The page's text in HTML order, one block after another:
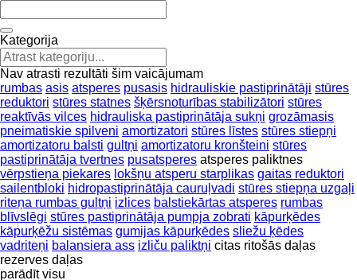
Kategorija
Nav atrasti rezultāti šim vaicājumam
rumbas asis atsperes pusasis hidrauliskie pastiprinātāji stūres
reduktori stūres statnes šķērsnoturības stabilizātori stūres
reaktīvās vilces hidrauliska pastiprinātāja sukņi grozāmasis
pneimatiskie spilveni amortizatori stūres līstes stūres stiepņi
amortizatoru balsti gultņi amortizatoru kronšteini stūres
pastiprinātāja tvertnes pusatsperes atsperes paliktnes
vērpstieņa piekares lokšņu atsperu starplikas gaitas reduktori
sailentbloki hidropastiprinātāja cauruļvadi stūres stiepņa uzgaļi
riteņa rumbas gultņi izlices balstiekārtas atsperes rumbas
blīvslēgi stūres pastiprinātāja pumpja zobrati kāpurķēdes
kāpurķēžu sistēmas gumijas kāpurķēdes sliežu ķēdes
vadriteņi balansiera ass izliču paliktņi citas ritošās daļas
rezerves daļas
parādīt visu